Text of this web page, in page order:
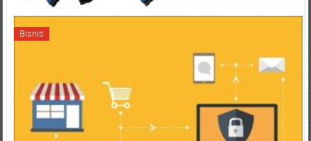
Bisnis